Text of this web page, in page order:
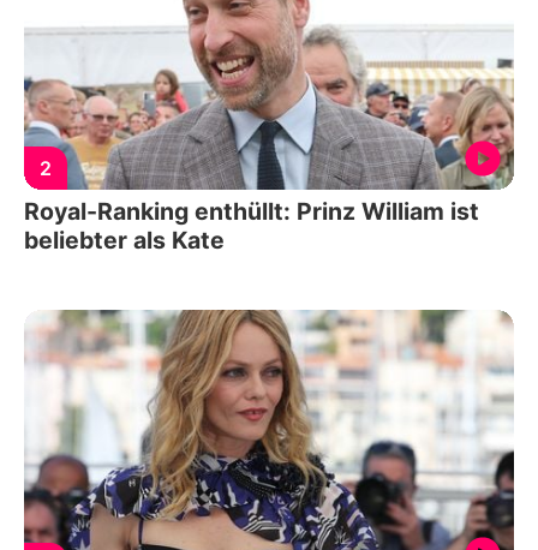
2
Royal-Ranking enthüllt: Prinz William ist
beliebter als Kate